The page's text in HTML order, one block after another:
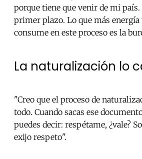
porque tiene que venir de mi país.
primer plazo. Lo que más
consume en este proceso es la
La naturalización lo
"Creo que el proceso de
todo. Cuando sacas ese
puedes decir: respétame, ¿vale?
exijo respeto".